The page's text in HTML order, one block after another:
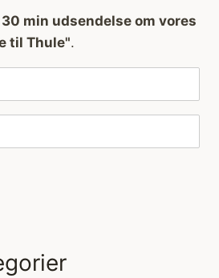
30 min udsendelse om vores
til Thule".